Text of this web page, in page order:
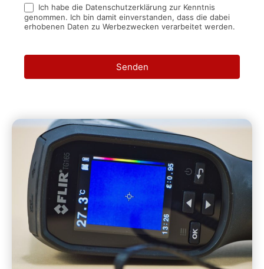
Ich habe die Datenschutzerklärung zur Kenntnis
genommen. Ich bin damit einverstanden, dass die dabei
erhobenen Daten zu Werbezwecken verarbeitet werden.
Senden